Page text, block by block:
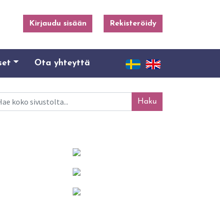
Kirjaudu sisään Rekisteröidy
Ota yhteyttä